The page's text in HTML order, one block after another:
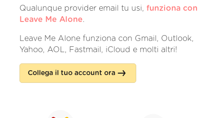
Qualunque provider email tu usi, funziona con
Leave Me Alone.
Leave Me Alone funziona con Gmail, Outlook,
Yahoo, AOL, Fastmail, iCloud e molti altri!
Collega il tuo account ora